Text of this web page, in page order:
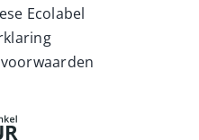
Ecolabel